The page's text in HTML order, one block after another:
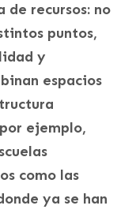
de recursos: no
puntos,
y
espacios
ejemplo,
como las
ya se han